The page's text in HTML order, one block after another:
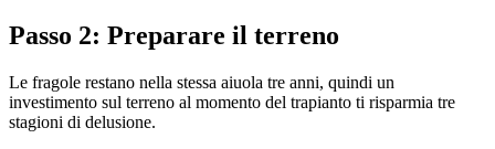
Passo 2: Preparare il terreno
Le fragole restano nella stessa aiuola tre anni, quindi un
investimento sul terreno al momento del trapianto ti risparmia tre
stagioni di delusione.